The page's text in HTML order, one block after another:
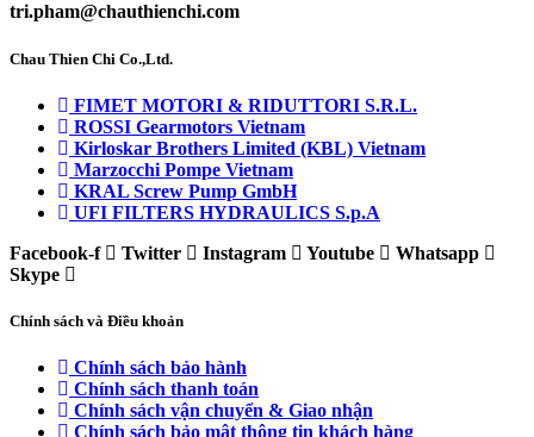
tri.pham@chauthienchi.com
Chau Thien Chi Co.,Ltd.
FIMET MOTORI & RIDUTTORI S.R.L.
ROSSI Gearmotors Vietnam
Kirloskar Brothers Limited (KBL) Vietnam
Marzocchi Pompe Vietnam
KRAL Screw Pump GmbH
UFI FILTERS HYDRAULICS S.p.A
Facebook-f
Twitter Instagram Youtube
Whatsapp
Skype
Chính sách và Điều khoản
Chính sách bảo hành
Chính sách thanh toán
Chính sách vận chuyển & Giao nhận
Chính sách bảo mật thông tin khách hàng